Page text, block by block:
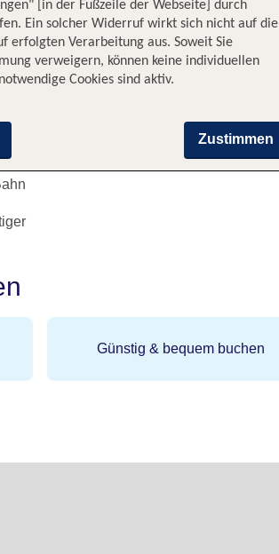
Günstig & bequem buchen
[in der Fußzeile der Webseite] durch
Ein solcher Widerruf wirkt sich nicht auf die
erfolgten Verarbeitung aus. Soweit Sie
verweigern, können keine individuellen
Cookies sind aktiv.
Zustimmen